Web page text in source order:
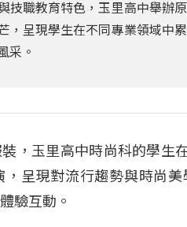
技職教育特色，玉里高中舉辦
，呈現學生在不同專業領域中
采。
，玉里高中時尚科的學生
，呈現對流行趨勢與時尚
驗互動。